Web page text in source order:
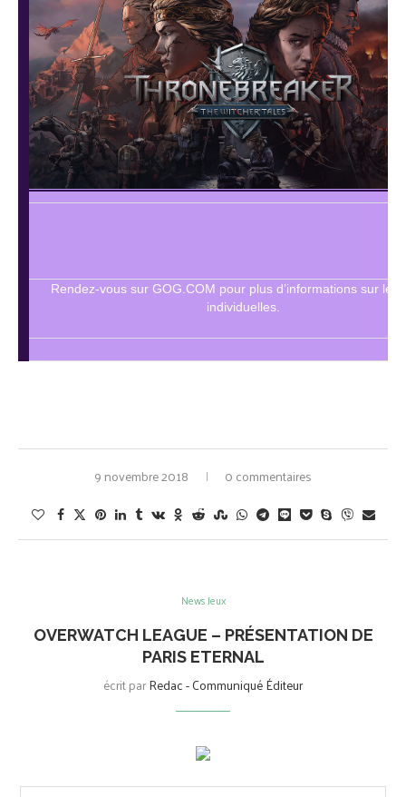
Rendez-vous sur GOG.COM pour plus d’informations sur les
individuelles.
9 novembre 2018 0 commentaires
News Jeux
OVERWATCH LEAGUE – PRÉSENTATION DE
PARIS ETERNAL
écrit parRedac - Communiqué Éditeur